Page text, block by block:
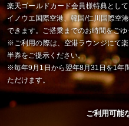
楽天ゴールドカード会員様特典とし
イノウエ国際空港、韓国/仁川国際空
できます。ご搭乗までのお時間をごゆ
※ご利用の際は、空港ラウンジにて
半券をご提示ください。
※毎年9月1日から翌年8月31日を1年
ただけます。
ご利用可能